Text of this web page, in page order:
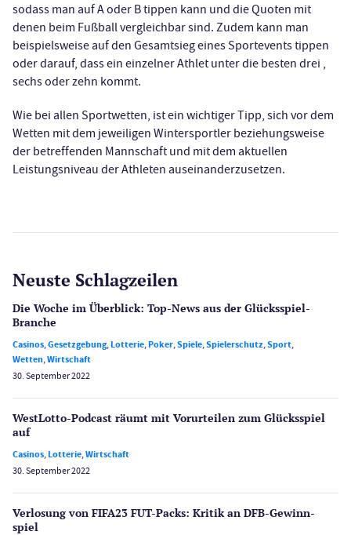
sodass man auf A oder B tippen kann und die Quoten mit
denen beim Fußball vergleichbar sind. Zudem kann man
beispielsweise auf den Gesamtsieg eines Sportevents tippen
oder darauf, dass ein einzelner Athlet unter die besten drei ,
sechs oder zehn kommt.
Wie bei allen Sportwetten, ist ein wichtiger Tipp, sich vor dem
Wetten mit dem jeweiligen Wintersportler beziehungsweise
der betreffenden Mannschaft und mit dem aktuellen
Leistungsniveau der Athleten auseinanderzusetzen.
Neuste Schlagzeilen
Die Woche im Überblick: Top-News aus der Glücksspiel-
Branche
Casinos,Gesetzgebung,Lotterie,Poker,Spiele,Spielerschutz,Sport,
Wetten,Wirtschaft
30. September 2022
WestLotto-Podcast räumt mit Vorurteilen zum Glücksspiel
auf
Casinos,Lotterie,Wirtschaft
30. September 2022
Verlosung von FIFA23 FUT-Packs: Kritik an DFB-Gewinn­
spiel